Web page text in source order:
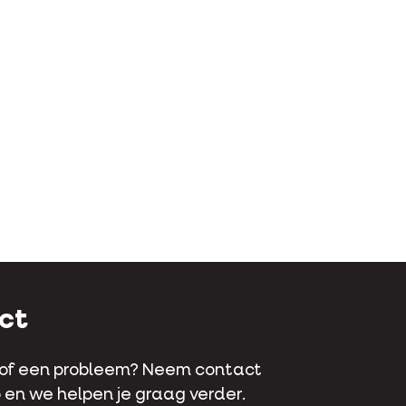
een probleem? Neem contact
en we helpen je graag verder.